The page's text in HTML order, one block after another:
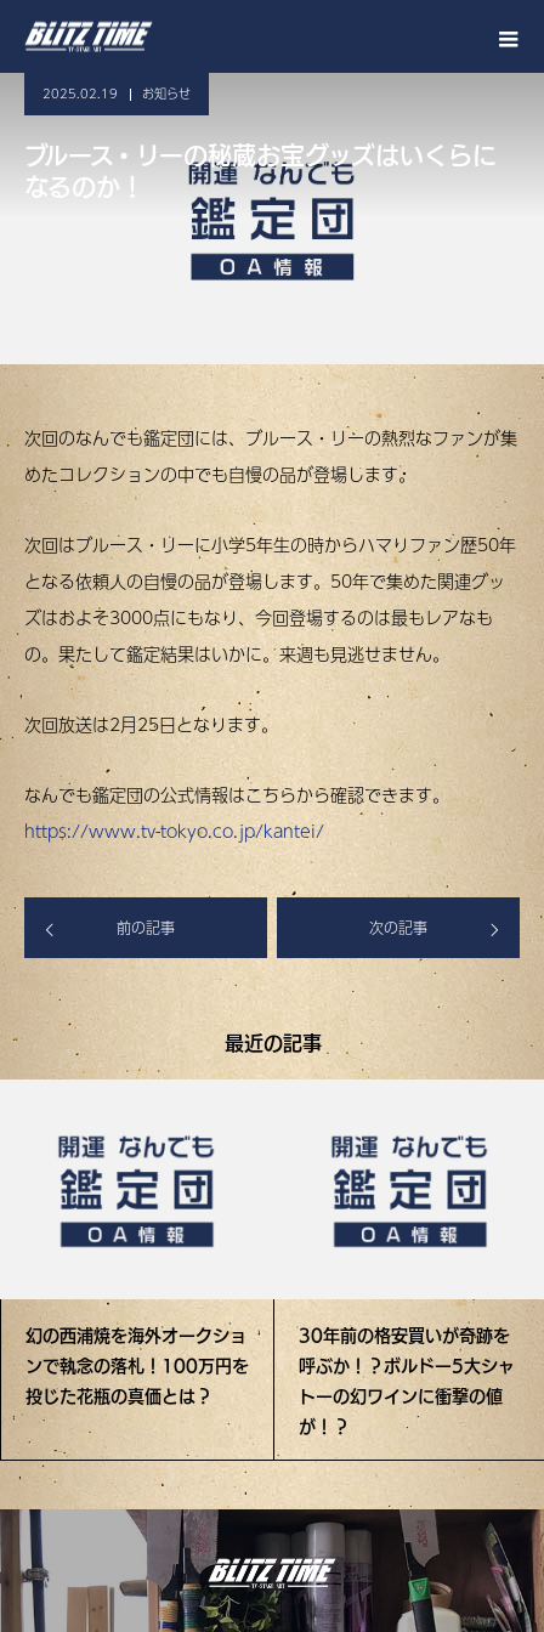
2025.02.19 お知らせ
ブルース・リーの秘蔵お宝グッズはいくらに
なるのか！
次回のなんでも鑑定団には、ブルース・リーの熱烈なファンが集
めたコレクションの中でも自慢の品が登場します。
次回はブルース・リーに小学5年生の時からハマりファン歴50年
となる依頼人の自慢の品が登場します。50年で集めた関連グッ
ズはおよそ3000点にもなり、今回登場するのは最もレアなも
の。果たして鑑定結果はいかに。来週も見逃せません。
次回放送は2月25日となります。
なんでも鑑定団の公式情報はこちらから確認できます。
https://www.tv-tokyo.co.jp/kantei/
前の記事 次の記事
最近の記事
幻の西浦焼を海外オークショ
ンで執念の落札！100万円を
投じた花瓶の真価とは？
30年前の格安買いが奇跡を
呼ぶか！？ボルドー5大シャ
トーの幻ワインに衝撃の値
が！？